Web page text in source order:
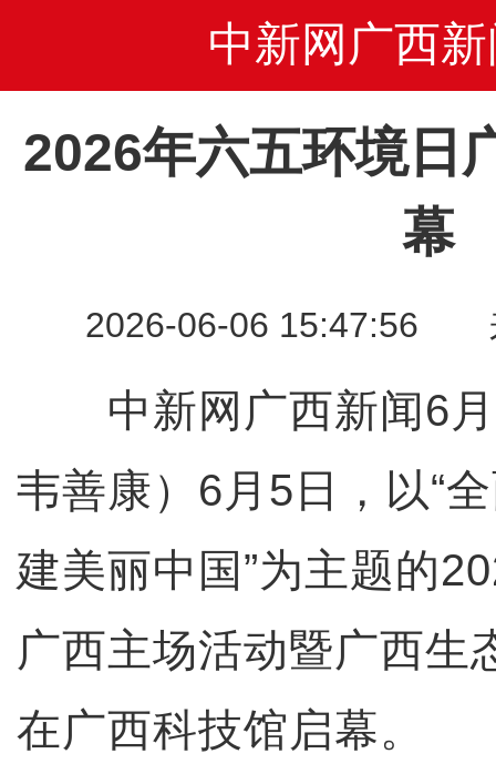
中新网广西新
2026年六五环境日
幕
2026-06-06 15:47:56
中新网广西新闻6
韦善康）6月5日，以“
建美丽中国”为主题的
广西主场活动暨广西生
在广西科技馆启幕。